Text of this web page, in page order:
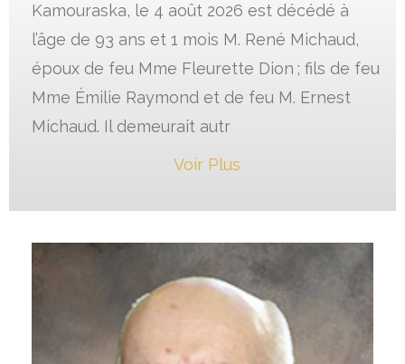
Kamouraska, le 4 août 2026 est décédé à
l’âge de 93 ans et 1 mois M. René Michaud,
époux de feu Mme Fleurette Dion ; fils de feu
Mme Émilie Raymond et de feu M. Ernest
Michaud. Il demeurait autr
Voir Plus